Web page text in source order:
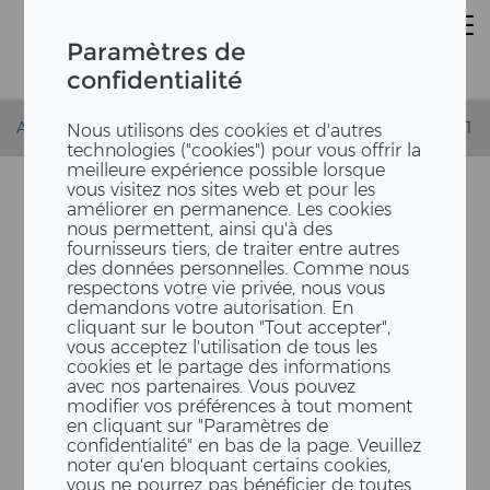
Paramètres de
confidentialité
Nous utilisons des cookies et d'autres
technologies ("cookies") pour vous offrir la
meilleure expérience possible lorsque
vous visitez nos sites web et pour les
améliorer en permanence. Les cookies
nous permettent, ainsi qu'à des
fournisseurs tiers, de traiter entre autres
des données personnelles. Comme nous
respectons votre vie privée, nous vous
demandons votre autorisation. En
cliquant sur le bouton "Tout accepter",
vous acceptez l'utilisation de tous les
cookies et le partage des informations
avec nos partenaires. Vous pouvez
modifier vos préférences à tout moment
en cliquant sur "Paramètres de
confidentialité" en bas de la page. Veuillez
noter qu'en bloquant certains cookies,
vous ne pourrez pas bénéficier de toutes
Accueil Actualités La journée "Futur en tous genres" 2021
24 FIL­LES ET GARÇONS
DÉCOUVRENT LES MÉTIERS
ERNE LORS DE LA JOURNÉE
“FUTUR EN TOUS GEN­RES”